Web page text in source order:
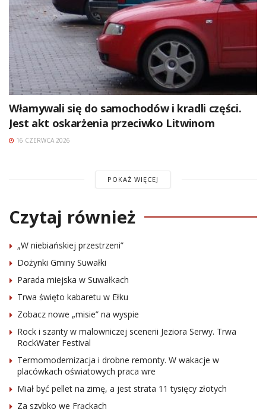
Włamywali się do samochodów i kradli części.
Jest akt oskarżenia przeciwko Litwinom
16 CZERWCA 2026
POKAŻ WIĘCEJ
Czytaj również
„W niebiańskiej przestrzeni”
Dożynki Gminy Suwałki
Parada miejska w Suwałkach
Trwa święto kabaretu w Ełku
Zobacz nowe „misie” na wyspie
Rock i szanty w malowniczej scenerii Jeziora Serwy. Trwa
RockWater Festival
Termomodernizacja i drobne remonty. W wakacje w
placówkach oświatowych praca wre
Miał być pellet na zimę, a jest strata 11 tysięcy złotych
Za szybko we Frąckach